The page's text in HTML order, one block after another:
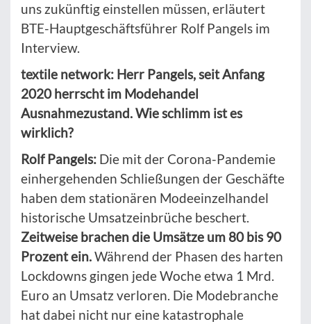
uns zukünftig einstellen müssen, erläutert
BTE-Hauptgeschäftsführer Rolf Pangels im
Interview.
textile network: Herr Pangels, seit Anfang
2020 herrscht im Modehandel
Ausnahmezustand. Wie schlimm ist es
wirklich?
Rolf Pangels: Die mit der Corona-Pandemie
einhergehenden Schließungen der Geschäfte
haben dem stationären Modeeinzelhandel
historische Umsatzeinbrüche beschert.
Zeitweise brachen die Umsätze um 80 bis 90
Prozent ein.Während der Phasen des harten
Lockdowns gingen jede Woche etwa 1 Mrd.
Euro an Umsatz verloren. Die Modebranche
hat dabei nicht nur eine katastrophale